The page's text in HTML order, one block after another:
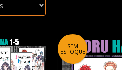
SEM
ESTOQUE